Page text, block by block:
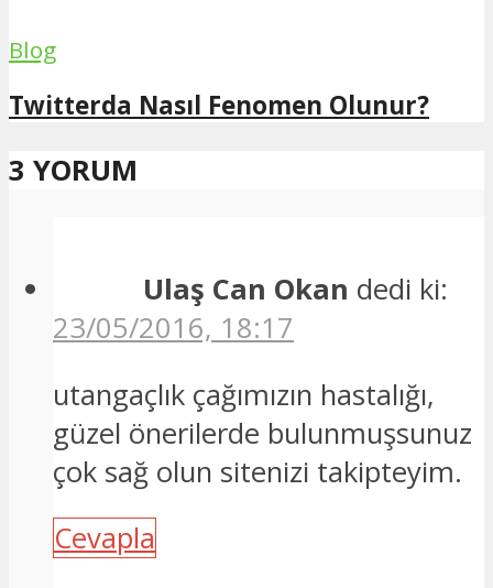
Blog
Twitterda Nasıl Fenomen Olunur?
3 YORUM
Ulaş Can Okan dedi ki:
23/05/2016, 18:17
utangaçlık çağımızın hastalığı,
güzel önerilerde bulunmuşsunuz
çok sağ olun sitenizi takipteyim.
Cevapla